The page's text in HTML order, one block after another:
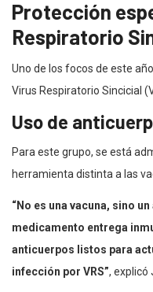
Protección
Respiratorio
Uno de los focos de este
Virus Respiratorio Sincicial
Uso de
Para este grupo, se está
herramienta distinta a las
“No es una vacuna, sino
medicamento entrega
anticuerpos listos para
infección por VRS”, explicó